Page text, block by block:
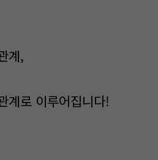
계,
계로 이루어집니다!